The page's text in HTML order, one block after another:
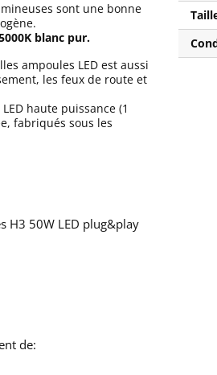
sont une bonne
blanc pur.
ampoules LED est aussi
les feux de route et
haute puissance (1
fabriqués sous les
H3 50W LED plug&play
de: